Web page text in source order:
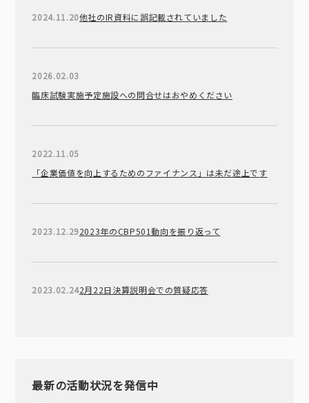
2024.11.20他社のIR資料に誤記載されていました
2026.02.03
臨床試験実施予定施設への問合せはおやめください
2022.11.05
「企業価値を向上するためのファイナンス」は未だ途上です
2023.12.292023年のCBP501動向を振り返って
2023.02.242月22日決算説明会での質疑応答
最新の活動状況を発信中